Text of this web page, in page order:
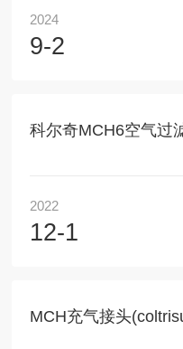
2024
9-2
科尔奇MCH6空气过
2022
12-1
MCH充气接头